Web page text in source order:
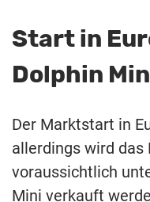
Start in
Dolphin
Der Marktstart in
allerdings wird das
voraussichtlich
Mini verkauft